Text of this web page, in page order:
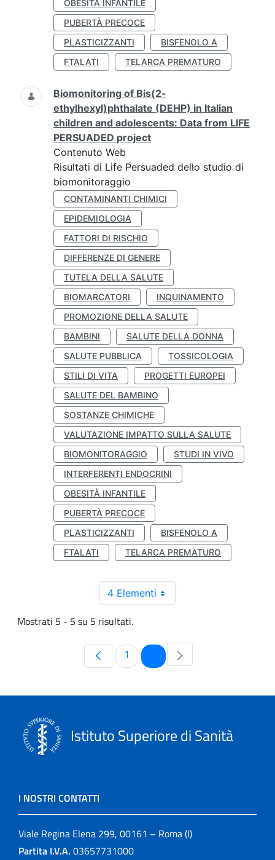
OBESITÀ INFANTILE
PUBERTÀ PRECOCE
PLASTICIZZANTI
BISFENOLO A
FTALATI
TELARCA PREMATURO
Biomonitoring of Bis(2-
ethylhexyl)phthalate (DEHP) in Italian
children and adolescents: Data from LIFE
PERSUADED project
Contenuto Web
Risultati di Life Persuaded dello studio di
biomonitoraggio
CONTAMINANTI CHIMICI
EPIDEMIOLOGIA
FATTORI DI RISCHIO
DIFFERENZE DI GENERE
TUTELA DELLA SALUTE
BIOMARCATORI
INQUINAMENTO
PROMOZIONE DELLA SALUTE
BAMBINI
SALUTE DELLA DONNA
SALUTE PUBBLICA
TOSSICOLOGIA
STILI DI VITA
PROGETTI EUROPEI
SALUTE DEL BAMBINO
SOSTANZE CHIMICHE
VALUTAZIONE IMPATTO SULLA SALUTE
BIOMONITORAGGIO
STUDI IN VIVO
INTERFERENTI ENDOCRINI
OBESITÀ INFANTILE
PUBERTÀ PRECOCE
PLASTICIZZANTI
BISFENOLO A
FTALATI
TELARCA PREMATURO
4 Elementi
Mostrati 5 - 5 su 5 risultati.
Pagina
1 Pagina
Istituto Superiore di Sanità
I NOSTRI CONTATTI
Viale Regina Elena 299, 00161 – Roma (I)
Partita I.V.A. 03657731000